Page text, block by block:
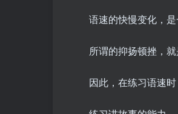
语速的快慢变化，是
所谓的抑扬顿挫，
因此，在练习语速